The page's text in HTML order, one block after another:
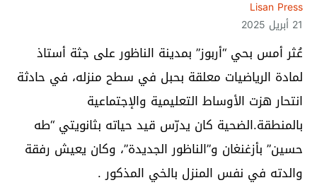
Lisan Press
21 أبريل 2025
عُثر أمس بحي “أربوز” بمدينة الناظور على جثة أستاذ
لمادة الرياضيات معلقة بحبل في سطح منزله، في حادثة
انتحار هزت الأوساط التعليمية والإجتماعية
بالمنطقة.الضحية كان يدرّس قيد حياته بثانويتي “طه
حسين” بأزغنغان و”الناظور الجديدة”، وكان يعيش رفقة
والدته في نفس المنزل بالخي المذكور .